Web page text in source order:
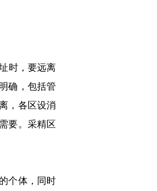
时，要远离
确，包括管
，各区设消
要。采精区
个体，同时